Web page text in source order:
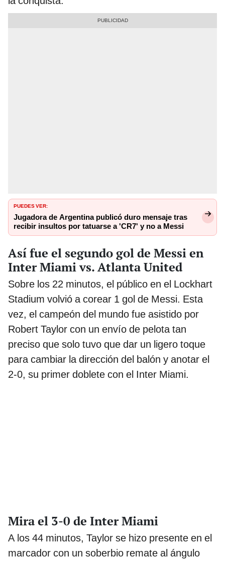
PUEDES VER:
Jugadora de Argentina publicó duro mensaje tras
recibir insultos por tatuarse a 'CR7' y no a Messi
Así fue el segundo gol de Messi en
Inter Miami vs. Atlanta United
Sobre los 22 minutos, el público en el Lockhart
Stadium volvió a corear 1 gol de Messi. Esta
vez, el campeón del mundo fue asistido por
Robert Taylor con un envío de pelota tan
preciso que solo tuvo que dar un ligero toque
para cambiar la dirección del balón y anotar el
2-0, su primer doblete con el Inter Miami.
Mira el 3-0 de Inter Miami
A los 44 minutos, Taylor se hizo presente en el
marcador con un soberbio remate al ángulo